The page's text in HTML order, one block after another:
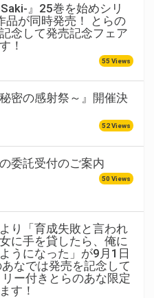
』25巻を始めシリ
品が同時発売！ とらの
念して発売記念フェア
！
55 Views
密の感射祭～』開催決
52 Views
委託受付のご案内
50 Views
り「育成失敗と言われ
に手を貸したら、俺に
うになった」が9月1日
なでは発売を記念して
ー付きとらのあな限定
す！